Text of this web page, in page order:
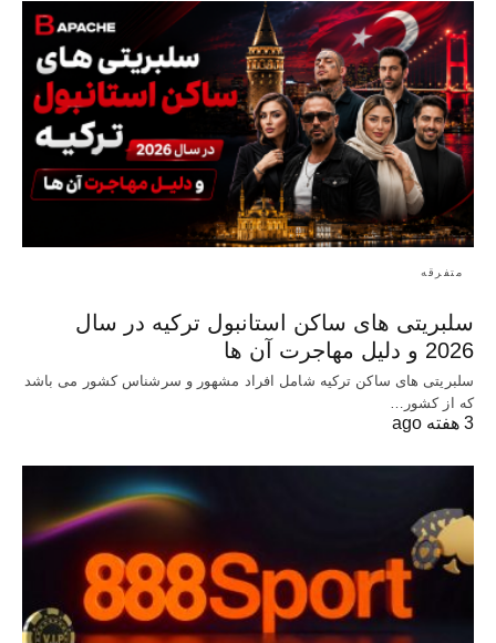
متفرقه
سلبریتی های ساکن استانبول ترکیه در سال
2026 و دلیل مهاجرت آن ها
سلبریتی های ساکن ترکیه شامل افراد مشهور و سرشناس کشور می باشد
که از کشور…
3 هفته ago